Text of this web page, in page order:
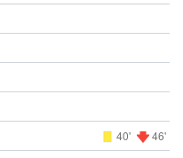
40' 46'